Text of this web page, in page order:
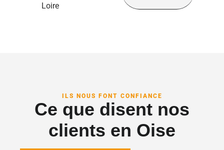
Loire
ILS NOUS FONT CONFIANCE
Ce que disent nos
clients en Oise